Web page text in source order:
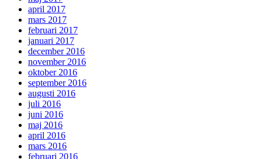
april 2017
mars 2017
februari 2017
januari 2017
december 2016
november 2016
oktober 2016
september 2016
augusti 2016
juli 2016
juni 2016
maj 2016
april 2016
mars 2016
februari 2016